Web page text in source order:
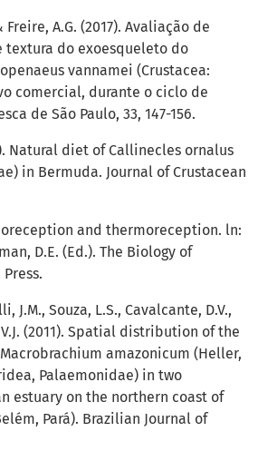
A.G. (2017). Avaliação de
textura do exoesqueleto do
vannamei (Crustacea:
comercial, durante o ciclo de
de São Paulo, 33, 147-156.
Natural diet of Callinecles ornalus
in Bermuda. Journal of Crustacean
and thermoreception. ln:
D.E. (Ed.). The Biology of
J.M., Souza, L.S., Cavalcante, D.V.,
(2011). Spatial distribution of the
amazonicum (Heller,
Palaemonidae) in two
estuary on the northern coast of
Pará). Brazilian Journal of